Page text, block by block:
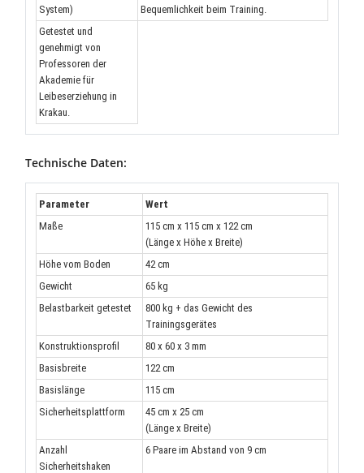
System)
Bequemlichkeit beim Training.
Getestet und
genehmigt von
Professoren der
Akademie für
Leibeserziehung in
Krakau.
Technische Daten:
Parameter
Wert
Maße
115 cm x 115 cm x 122 cm
(Länge x Höhe x Breite)
Höhe vom Boden
42 cm
Gewicht
65 kg
Belastbarkeit getestet
800 kg + das Gewicht des
Trainingsgerätes
Konstruktionsprofil
80 x 60 x 3 mm
Basisbreite
122 cm
Basislänge
115 cm
Sicherheitsplattform
45 cm x 25 cm
(Länge x Breite)
Anzahl
Sicherheitshaken
6 Paare im Abstand von 9 cm